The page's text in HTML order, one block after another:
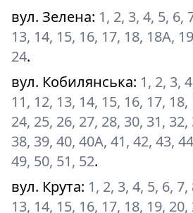
вул. Зелена: 1, 2, 3, 4, 5, 6,
13, 14, 15, 16, 17, 18, 18А,
24.
вул. Кобилянська: 1, 2, 3,
11, 12, 13, 14, 15, 16, 17,
24, 25, 26, 27, 28, 30, 31,
38, 39, 40, 40А, 41, 42, 43,
49, 50, 51, 52.
вул. Крута: 1, 2, 3, 4, 5, 6,
13, 14, 15, 16, 17, 18, 19,